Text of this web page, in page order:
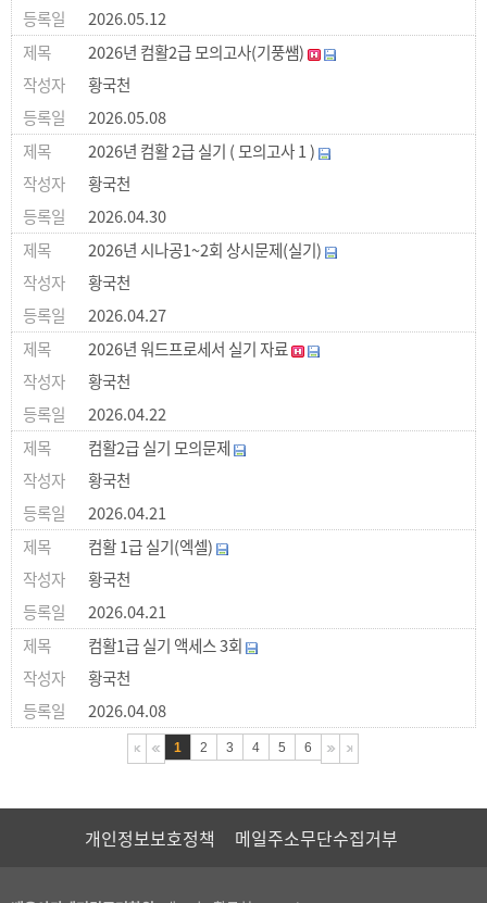
2026.05.12
2026년 컴활2급 모의고사(기풍쌤)
황국천
2026.05.08
2026년 컴활 2급 실기 ( 모의고사 1 )
황국천
2026.04.30
2026년 시나공1~2회 상시문제(실기)
황국천
2026.04.27
2026년 워드프로세서 실기 자료
황국천
2026.04.22
컴활2급 실기 모의문제
황국천
2026.04.21
컴활 1급 실기(엑셀)
황국천
2026.04.21
컴활1급 실기 액세스 3회
황국천
2026.04.08
1 2 3 4 5 6
개인정보보호정책 메일주소무단수집거부